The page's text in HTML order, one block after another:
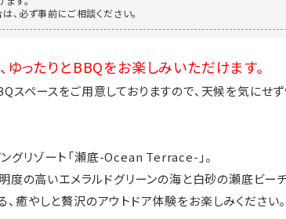
必ず事前にご相談ください。
ったりとBBQをお楽しみいただけます。
スペースをご用意しておりますので、天候を気にせ
グリゾート「瀬底-Ocean Terrace-」。
度の高いエメラルドグリーンの海と白砂の瀬底ビー
癒やしと贅沢のアウトドア体験をお楽しみください。